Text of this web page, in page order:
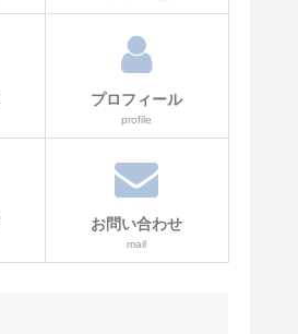
プロフィール
profile
お問い合わせ
mail